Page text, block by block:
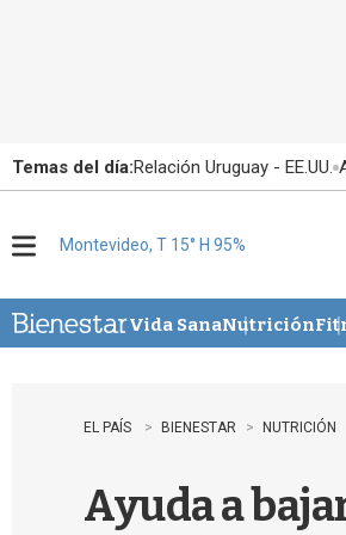
Temas del día:Relación Uruguay - EE.UU.
u
Montevideo, T 15° H 95%
Vida SanaNutrición
EL PAÍS BIENESTAR NUTRICIÓN
Ayuda a